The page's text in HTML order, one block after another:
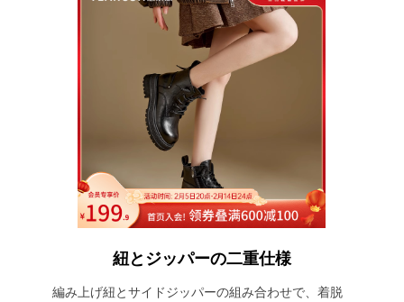
紐とジッパーの二重仕様
編み上げ紐とサイドジッパーの組み合わせで、着脱